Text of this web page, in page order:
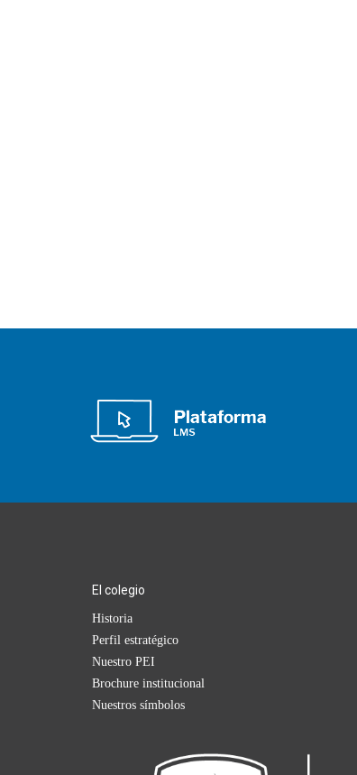
El colegio
Historia
Perfil estratégico
Nuestro PEI
Brochure institucional
Nuestros símbolos